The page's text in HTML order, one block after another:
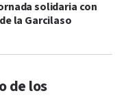
solidaria con
la Garcilaso
de los